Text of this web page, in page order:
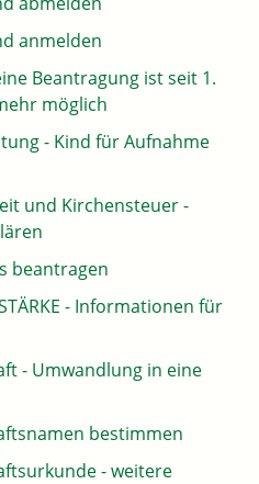
anmelden
Beantragung ist seit 1.
möglich
- Kind für Aufnahme
und Kirchensteuer -
beantragen
- Informationen für
- Umwandlung in eine
bestimmen
- weitere